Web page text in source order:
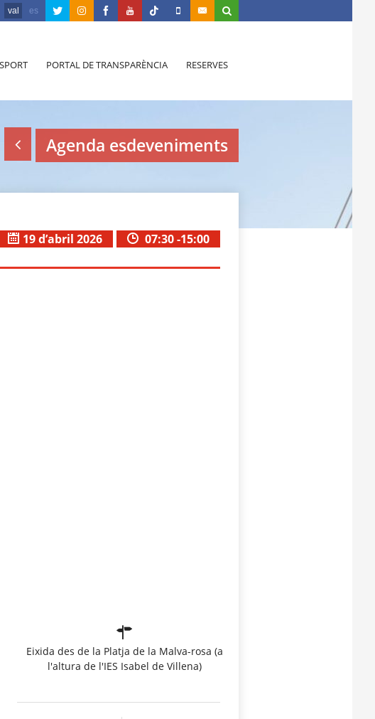
val es
PORTAL DE TRANSPARÈNCIA RESERVES
Agenda esdeveniments
07:30 -15:00
19 d’abril 2026
Eixida des de la Platja de la Malva-rosa (a
l'altura de l'IES Isabel de Villena)